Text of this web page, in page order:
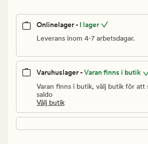
Onlinelager - I lager
Leverans inom 4-7 arbetsdagar.
Varuhuslager -Varan finns i butik
Varan finns i butik, välj butik för att
saldo
Välj butik